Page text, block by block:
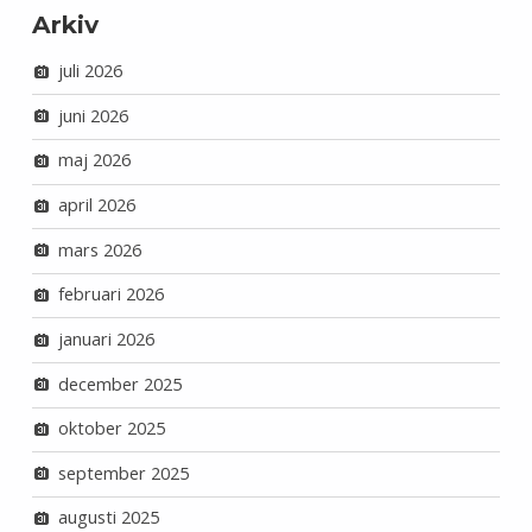
Arkiv
juli 2026
juni 2026
maj 2026
april 2026
mars 2026
februari 2026
januari 2026
december 2025
oktober 2025
september 2025
augusti 2025